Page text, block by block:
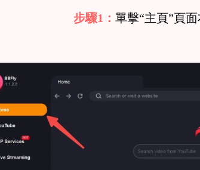
步驟1：單擊“主頁”頁面